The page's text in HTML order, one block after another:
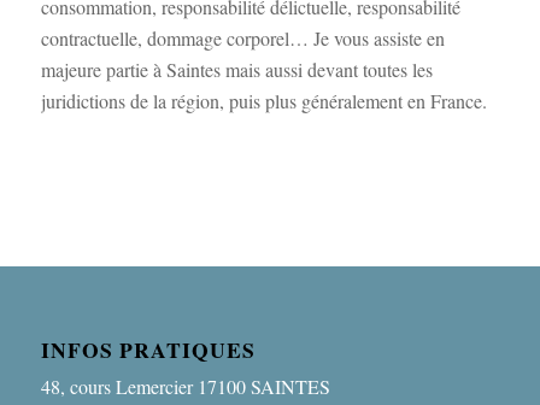
consommation, responsabilité délictuelle, responsabilité
contractuelle, dommage corporel… Je vous assiste en
majeure partie à Saintes mais aussi devant toutes les
juridictions de la région, puis plus généralement en France.
INFOS PRATIQUES
48, cours Lemercier 17100 SAINTES